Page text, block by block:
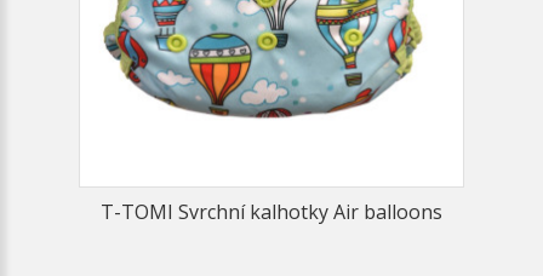
T-TOMI Svrchní kalhotky Air balloons